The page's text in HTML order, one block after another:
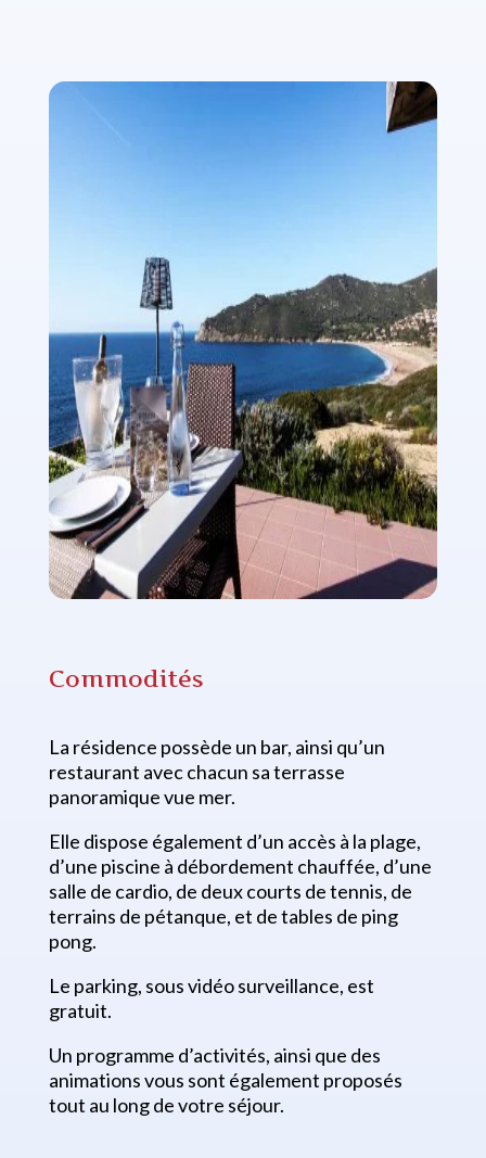
Commodités
La résidence possède un bar, ainsi qu’un
restaurant avec chacun sa terrasse
panoramique vue mer.
Elle dispose également d’un accès à la plage,
d’une piscine à débordement chauffée, d’une
salle de cardio, de deux courts de tennis, de
terrains de pétanque, et de tables de ping
pong.
Le parking, sous vidéo surveillance, est
gratuit.
Un programme d’activités, ainsi que des
animations vous sont également proposés
tout au long de votre séjour.